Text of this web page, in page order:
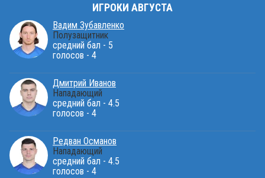
ИГРОКИ АВГУСТА
Вадим Зубавленко
Полузащитник
средний бал - 5
голосов - 4
Дмитрий Иванов
Нападающий
средний бал - 4.5
голосов - 4
Редван Османов
Нападающий
средний бал - 4.5
голосов - 4